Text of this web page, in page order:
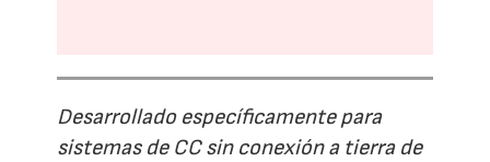
Desarrollado específicamente para
sistemas de CC sin conexión a tierra de